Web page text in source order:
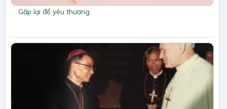
Gặp lại để yêu thương